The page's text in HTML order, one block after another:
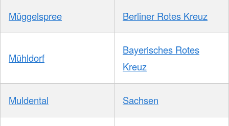
Müggelspree Berliner Rotes Kreuz
Mühldorf
Bayerisches Rotes
Kreuz
Muldental Sachsen